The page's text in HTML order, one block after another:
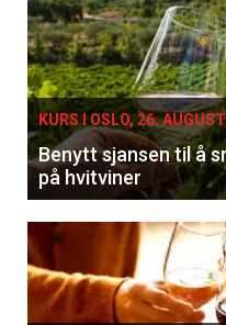
KURS I OSLO, 26. AUGUST
Benytt sjansen til å
på hvitviner